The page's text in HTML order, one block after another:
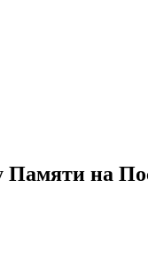
Памяти на